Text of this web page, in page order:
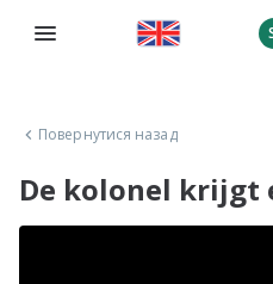
Повернутися назад
De kolonel krijgt